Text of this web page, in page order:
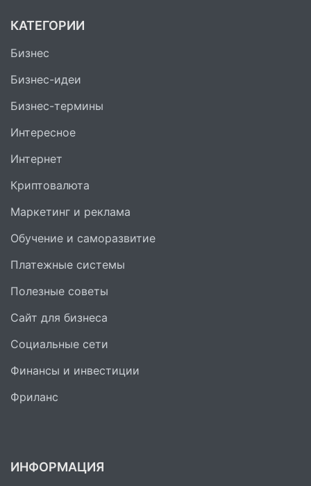
КАТЕГОРИИ
Бизнес
Бизнес-идеи
Бизнес-термины
Интересное
Интернет
Криптовалюта
Маркетинг и реклама
Обучение и саморазвитие
Платежные системы
Полезные советы
Сайт для бизнеса
Социальные сети
Финансы и инвестиции
Фриланс
ИНФОРМАЦИЯ